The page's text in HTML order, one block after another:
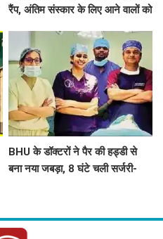
रैंप, अंतिम संस्कार के लिए आने वालों को
BHU के डॉक्टरों ने पैर की हड्डी से
बना नया जबड़ा, 8 घंटे चली सर्जरी-